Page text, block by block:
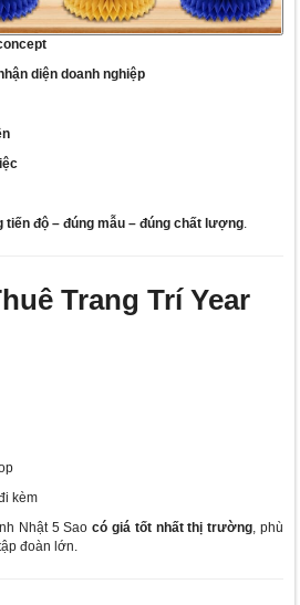
diện doanh nghiệp
tiến độ – đúng mẫu – đúng chất lượng.
Trang Trí Year
kèm
Nhật 5 Saocó giá tốt nhất thị trường, phù
đoàn lớn.